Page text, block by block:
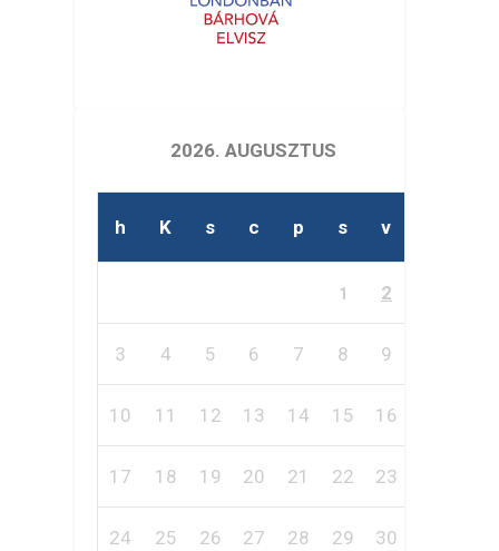
2026. AUGUSZTUS
h K s c p s v
1 2
3 4 5 6 7 8 9
10 11 12 13 14 15 16
17 18 19 20 21 22 23
24 25 26 27 28 29 30